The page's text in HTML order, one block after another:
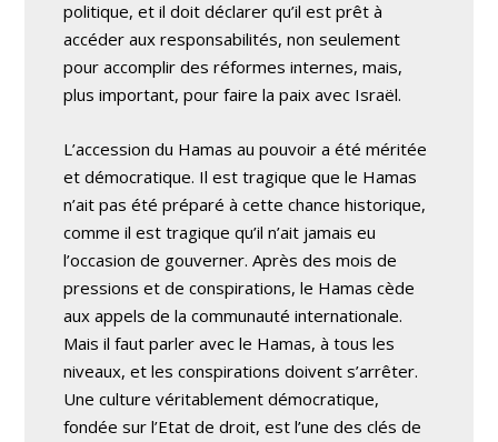
politique, et il doit déclarer qu’il est prêt à
accéder aux responsabilités, non seulement
pour accomplir des réformes internes, mais,
plus important, pour faire la paix avec Israël.
L’accession du Hamas au pouvoir a été méritée
et démocratique. Il est tragique que le Hamas
n’ait pas été préparé à cette chance historique,
comme il est tragique qu’il n’ait jamais eu
l’occasion de gouverner. Après des mois de
pressions et de conspirations, le Hamas cède
aux appels de la communauté internationale.
Mais il faut parler avec le Hamas, à tous les
niveaux, et les conspirations doivent s’arrêter.
Une culture véritablement démocratique,
fondée sur l’Etat de droit, est l’une des clés de